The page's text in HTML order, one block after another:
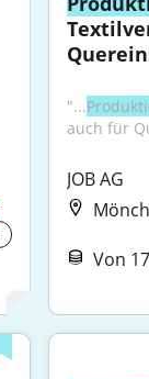
"...
auch für
JOB AG
Von